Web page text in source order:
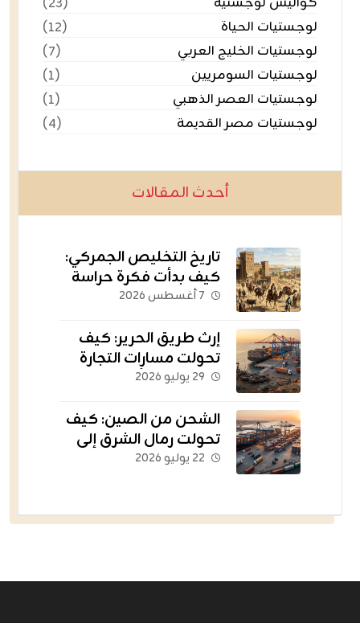
لوجستيات الحياة
(١٢)
لوجستيات الخليج العربي
(٧)
لوجستيات السومريين
(١)
لوجستيات العصر الذهبي
(١)
لوجستيات مصر القديمة
(٤)
أحدث المقالات
تاريخ التخليص الجمركي:
كيف بدأت فكرة حراسة
الثروات عبر الحدود؟
٧ أغسطس ٢٠٢٦
إرث طريق الحرير: كيف
تحولت مسارات التجارة
القديمة إلى أسطول
٢٩ يوليو ٢٠٢٦
الشحن من الصين: كيف
تحولت رمال الشرق إلى
الشريان اللوجستي
٢٢ يوليو ٢٠٢٦